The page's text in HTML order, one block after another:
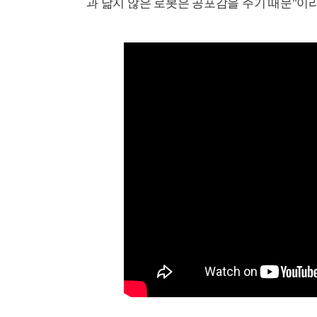
과 닮지 않은 로봇은 공포감을 주기 때문"이